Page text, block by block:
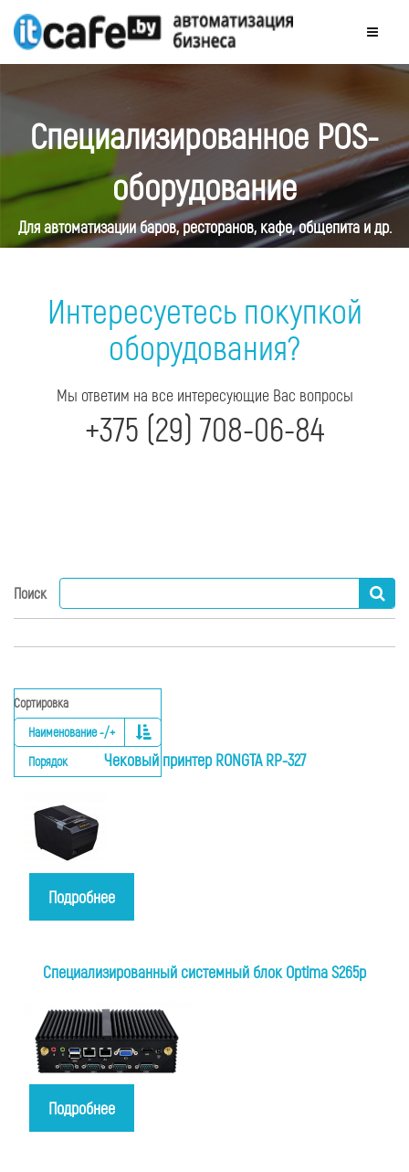
Специализированное POS-
оборудование
Для автоматизации баров, ресторанов, кафе, общепита и др.
Интересуетесь покупкой
оборудования?
Мы ответим на все интересующие Вас вопросы
+375 (29) 708-06-84
Поиск
Наименование -/+
Порядок
Чековый принтер RONGTA RP-327
Подробнее
Специализированный системный блок Optima S265p
Подробнее